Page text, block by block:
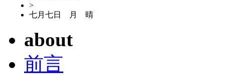
>
七月七日 月 晴
about
前言